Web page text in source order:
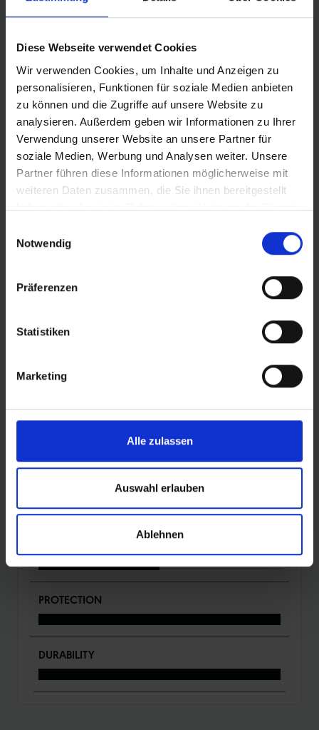
Diese Webseite verwendet Cookies
Wir verwenden Cookies, um Inhalte und Anzeigen zu
personalisieren, Funktionen für soziale Medien anbieten
zu können und die Zugriffe auf unsere Website zu
analysieren. Außerdem geben wir Informationen zu Ihrer
Verwendung unserer Website an unsere Partner für
soziale Medien, Werbung und Analysen weiter. Unsere
Partner führen diese Informationen möglicherweise mit
weiteren Daten zusammen, die Sie ihnen bereitgestellt
haben oder die sie im Rahmen Ihrer Nutzung der Dienste
Notwendig
Präferenzen
Statistiken
Marketing
Alle zulassen
Auswahl erlauben
Ablehnen
PRODUKTINFORMATIONEN
Der unplattbar®-Reifen für den Rollstuhl - DAS
ORIGINAL.
Die absolute Referenz für pannensichere
Luftbereifung am Rollstuhl
Mit SmartGuard Pannenschutz: kombiniert den
Fahrkomfort eines Luft- mit dem Pannenschutz
Seitenwand (patentgeschützt und Standard bei
allen Schwalbe-Rollstuhlreifen)
Abriebspuren auf Indoorböden – extrem langlebig
Einstellen des Luftdrucks nutzen.
DETAILS / PRODUKTDATEN
BEWERTUNGEN
PROTECTION
DURABILITY